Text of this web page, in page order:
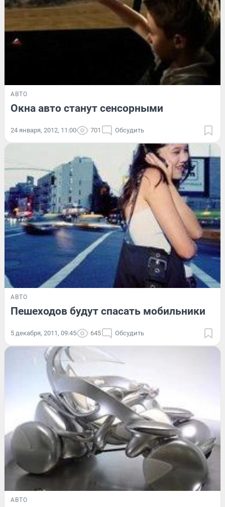
АВТО
Окна авто станут сенсорными
24 января, 2012, 11:00 701 Обсудить
АВТО
Пешеходов будут спасать мобильники
5 декабря, 2011, 09:45 645 Обсудить
АВТО